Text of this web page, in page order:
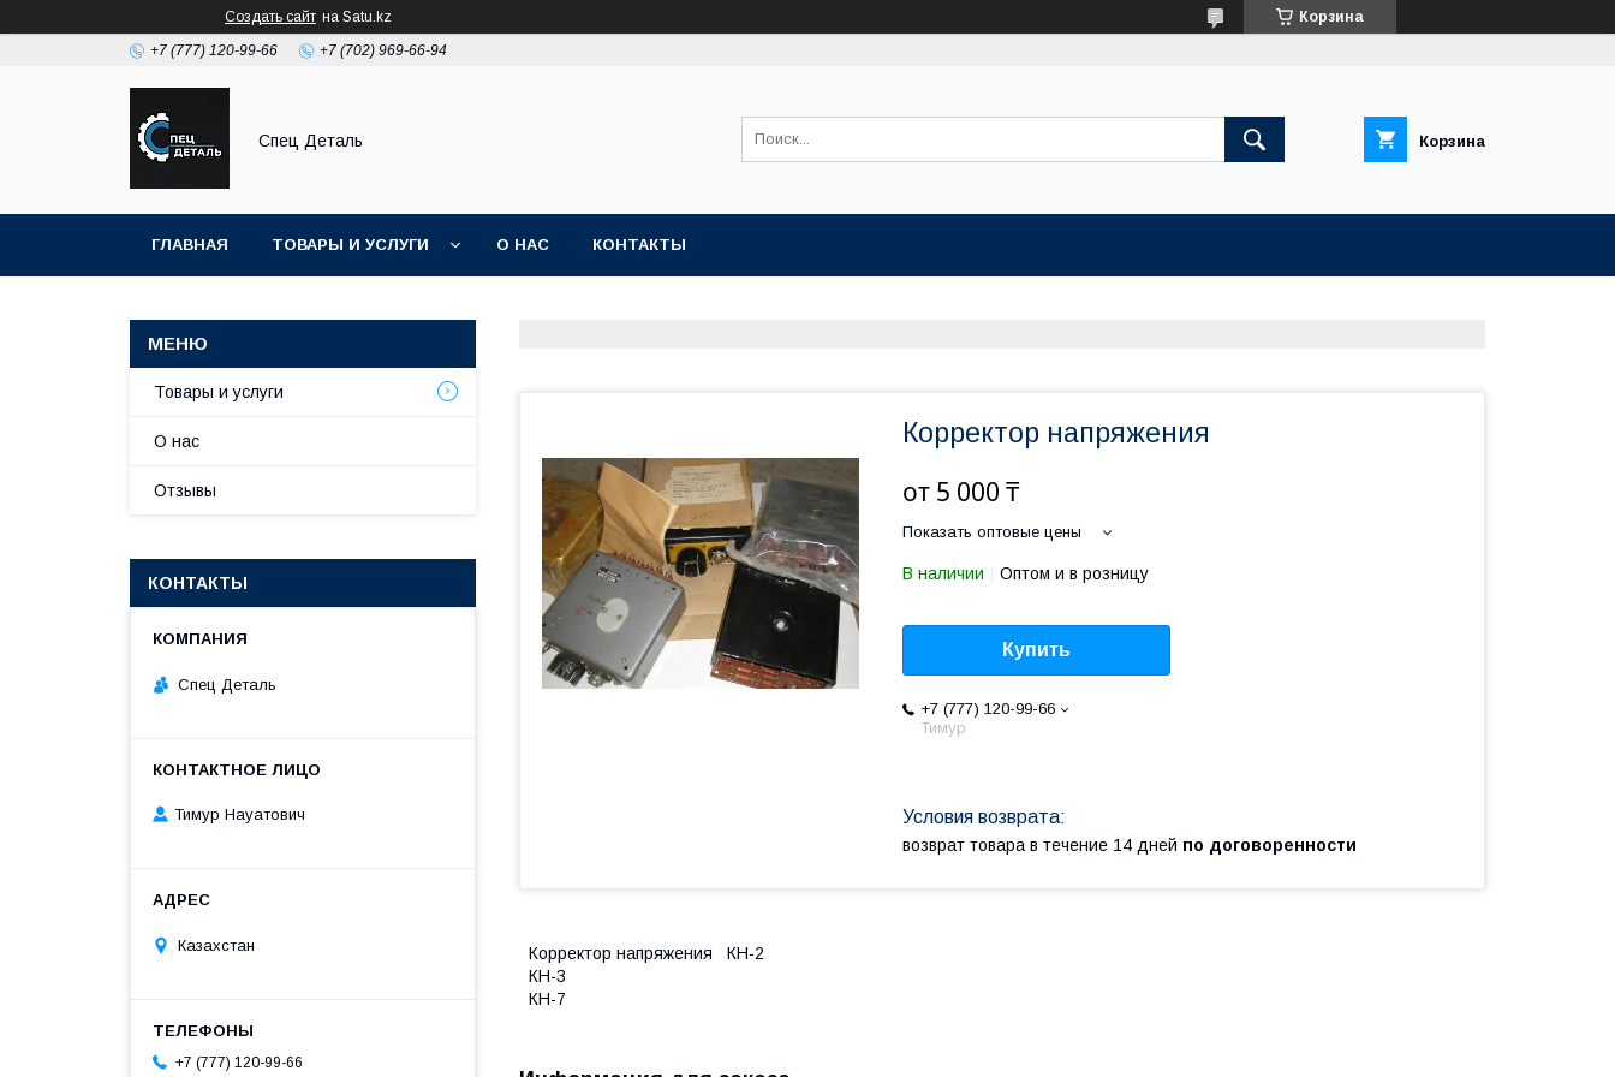
Создать сайт на Satu.kz Корзина
+7 (777) 120-99-66 +7 (702) 969-66-94
Спец Деталь Корзина
ГЛАВНАЯ ТОВАРЫ И УСЛУГИ О НАС КОНТАКТЫ
Корректор напряжения
от 5 000 ₸
Показать оптовые цены
В наличии Оптом и в розницу
Купить
+7 (777) 120-99-66
Тимур
возврат товара в течение 14 дней по договоренности
Корректор напряжения КН-2
КН-3
КН-7
Товары и услуги
О нас
Отзывы
КОНТАКТЫ
Спец Деталь
Тимур Науатович
Казахстан
+7 (777) 120-99-66